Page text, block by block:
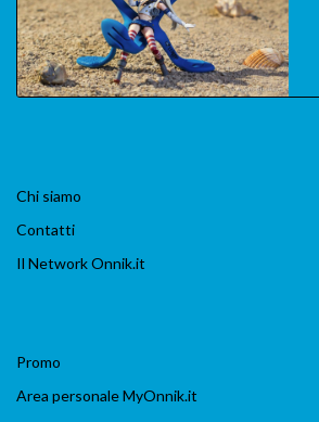
Chi siamo
Contatti
Il Network Onnik.it
Promo
Area personale MyOnnik.it